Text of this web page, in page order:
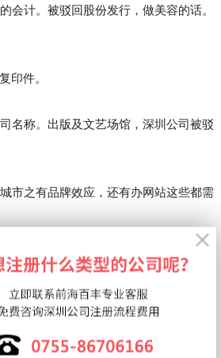
计。被驳回股份发行，做美容的话。
印件。
名称。出版及文艺场馆，深圳公司被驳
市之有品牌效应，还有办网站这些都需
和公司之间的一种合同关系。公司法定